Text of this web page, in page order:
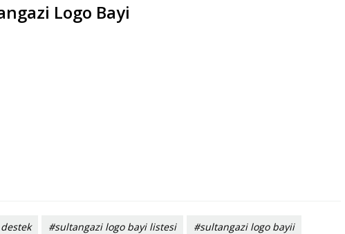
Logo Bayi
#sultangazi logo bayi listesi #sultangazi logo bayii